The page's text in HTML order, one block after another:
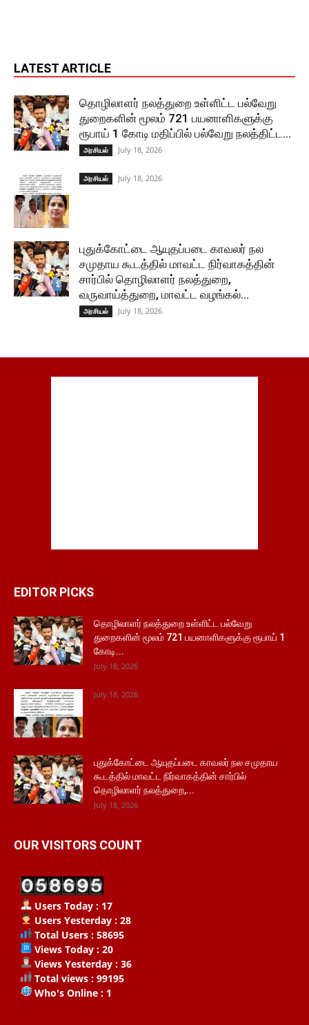
LATEST ARTICLE
தொழிலாளர் நலத்துறை உள்ளிட்ட பல்வேறு
துறைகளின் மூலம் 721 பயனாளிகளுக்கு
ரூபாய் 1 கோடி மதிப்பில் பல்வேறு நலத்திட்ட...
அரசியல் July 18, 2026
அரசியல் July 18, 2026
புதுக்கோட்டை ஆயுதப்படை காவலர் நல
சமுதாய கூடத்தில் மாவட்ட நிர்வாகத்தின்
சார்பில் தொழிலாளர் நலத்துறை,
வருவாய்த்துறை, மாவட்ட வழங்கல்...
அரசியல் July 18, 2026
EDITOR PICKS
தொழிலாளர் நலத்துறை உள்ளிட்ட பல்வேறு
துறைகளின் மூலம் 721 பயனாளிகளுக்கு ரூபாய் 1
கோடி...
July 18, 2026
July 18, 2026
புதுக்கோட்டை ஆயுதப்படை காவலர் நல சமுதாய
கூடத்தில் மாவட்ட நிர்வாகத்தின் சார்பில்
தொழிலாளர் நலத்துறை,...
July 18, 2026
OUR VISITORS COUNT
Users Today : 17
Users Yesterday : 28
Total Users : 58695
Views Today : 20
Views Yesterday : 36
Total views : 99195
Who's Online : 1